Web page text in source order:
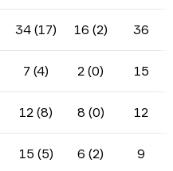
34 (17) 16 (2) 36
7 (4) 2 (0) 15
12 (8) 8 (0) 12
15 (5) 6 (2) 9